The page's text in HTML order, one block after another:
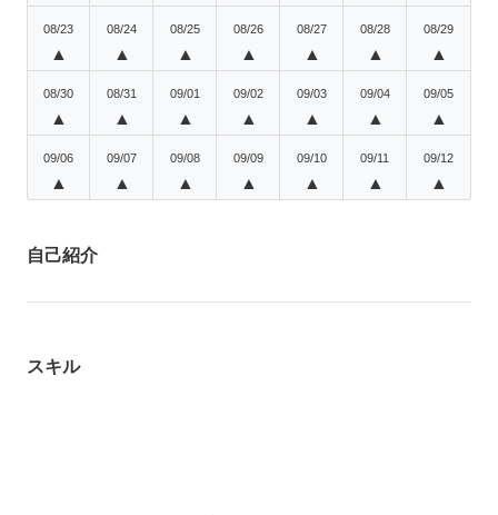
08/23
▲
08/24
▲
08/25
▲
08/26
▲
08/27
▲
08/28
▲
08/29
▲
08/30
▲
08/31
▲
09/01
▲
09/02
▲
09/03
▲
09/04
▲
09/05
▲
09/06
▲
09/07
▲
09/08
▲
09/09
▲
09/10
▲
09/11
▲
09/12
▲
自己紹介
スキル